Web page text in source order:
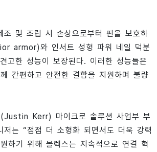
조 및 조립 시 손상으로부터 핀을 보호하
armor)와 인서트 성형 파워 네일 덕분
고한 성능이 보장된다. 이러한 성능들은
간편하고 안전한 결합을 지원하며 불량
(Justin Kerr) 마이크로 솔루션 사업부 부
저는 “점점 더 소형화 되면서도 더욱 강력
하기 위해 몰렉스는 지속적으로 연결 혁